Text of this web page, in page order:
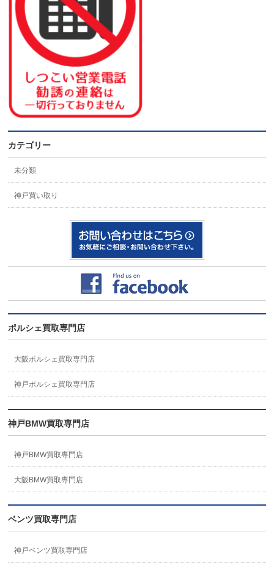
カテゴリー
未分類
神戸買い取り
ポルシェ買取専門店
大阪ポルシェ買取専門店
神戸ポルシェ買取専門店
神戸BMW買取専門店
神戸BMW買取専門店
大阪BMW買取専門店
ベンツ買取専門店
神戸ベンツ買取専門店